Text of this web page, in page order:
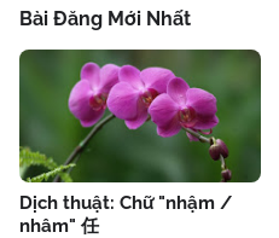
Bài Đăng Mới Nhất
Dịch thuật: Chữ "nhậm /
nhâm" 任